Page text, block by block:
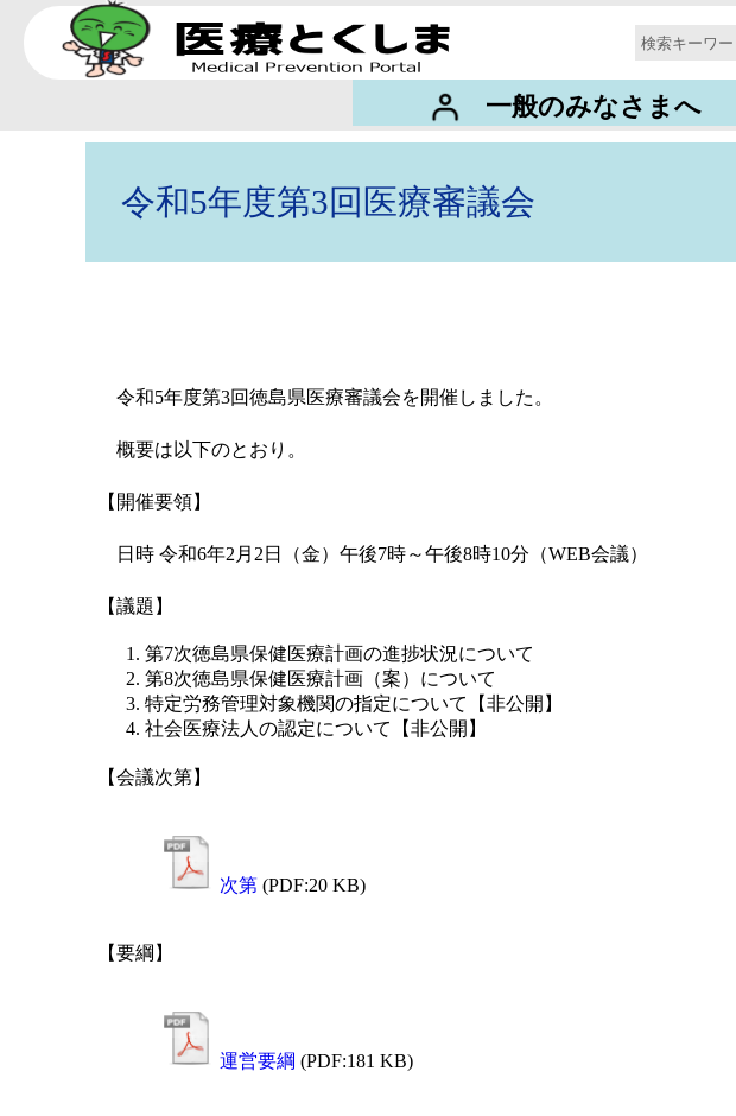
一般のみなさまへ
令和5年度第3回医療審議会
令和5年度第3回徳島県医療審議会を開催しました。
概要は以下のとおり。
【開催要領】
日時 令和6年2月2日（金）午後7時～午後8時10分（WEB会議）
【議題】
第7次徳島県保健医療計画の進捗状況について
第8次徳島県保健医療計画（案）について
特定労務管理対象機関の指定について【非公開】
社会医療法人の認定について【非公開】
【会議次第】
次第 (PDF:20 KB)
【要綱】
運営要綱 (PDF:181 KB)